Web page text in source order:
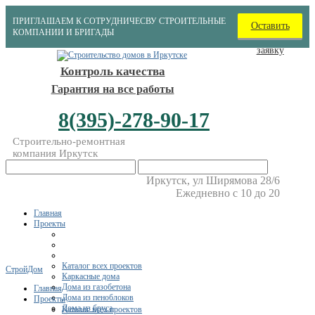
ПРИГЛАШАЕМ К СОТРУДНИЧЕСВУ СТРОИТЕЛЬНЫЕ
КОМПАНИИ И БРИГАДЫ
Оставить
заявку
Контроль качества
Гарантия на все работы
8(395)-278-90-17
Строительно-ремонтная
компания Иркутск
Иркутск, ул Ширямова 28/6
Ежедневно с 10 до 20
Главная
Проекты
Каталог всех проектов
Каркасные дома
Дома из газобетона
Дома из пеноблоков
Дома из бруса
СтройДом
Главная
Проекты
Каталог всех проектов